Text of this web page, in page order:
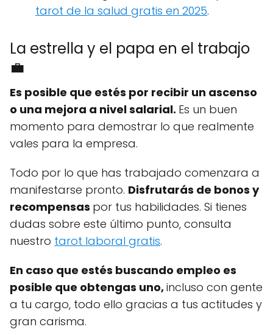
tarot de la salud gratis en 2025.
La estrella y el papa en el trabajo
💼
Es posible que estés por recibir un ascenso
o una mejora a nivel salarial. Es un buen
momento para demostrar lo que realmente
vales para la empresa.
Todo por lo que has trabajado comenzara a
manifestarse pronto. Disfrutarás de bonos y
recompensas por tus habilidades. Si tienes
dudas sobre este último punto, consulta
nuestro tarot laboral gratis.
En caso que estés buscando empleo es
posible que obtengas uno,incluso con gente
a tu cargo, todo ello gracias a tus actitudes y
gran carisma.